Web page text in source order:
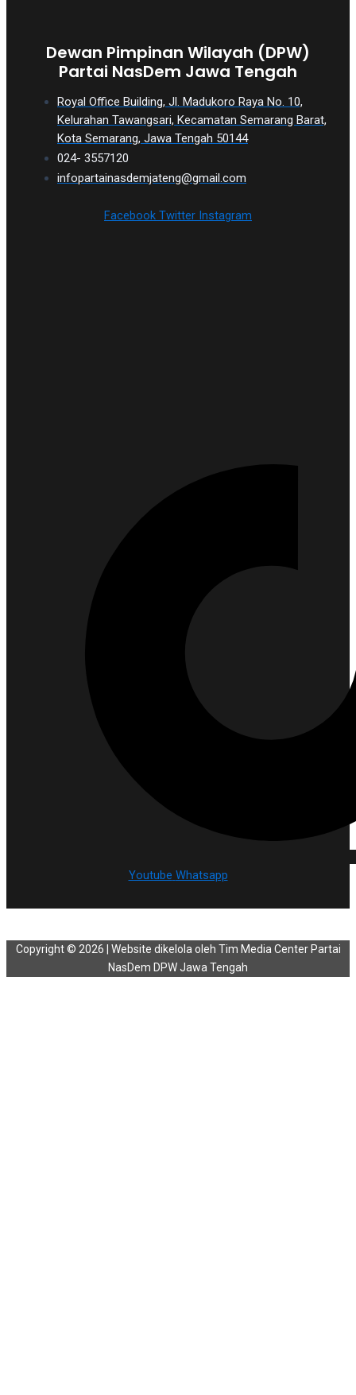
Dewan Pimpinan Wilayah (DPW)
Partai NasDem Jawa Tengah
Royal Office Building, Jl. Madukoro Raya No. 10,
Kelurahan Tawangsari, Kecamatan Semarang Barat,
Kota Semarang, Jawa Tengah 50144
024- 3557120
infopartainasdemjateng@gmail.com
Facebook Twitter Instagram
Youtube Whatsapp
Copyright © 2026 | Website dikelola oleh Tim Media Center Partai
NasDem DPW Jawa Tengah